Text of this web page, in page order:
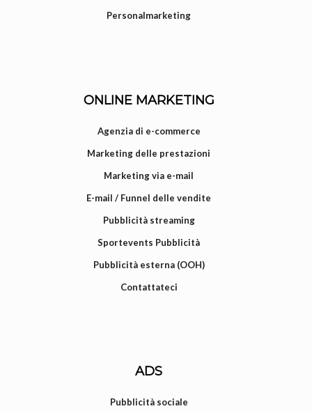
Personalmarketing
ONLINE MARKETING
Agenzia di e-commerce
Marketing delle prestazioni
Marketing via e-mail
E-mail / Funnel delle vendite
Pubblicità streaming
Sportevents Pubblicità
Pubblicità esterna (OOH)
Contattateci
ADS
Pubblicità sociale